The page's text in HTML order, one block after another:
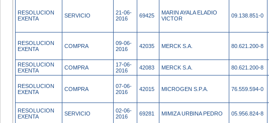
RESOLUCION
EXENTA
SERVICIO
21-06-
2016
69425
MARIN AYALA ELADIO
VICTOR
09.138.851-0
RESOLUCION
EXENTA
COMPRA
09-06-
2016
42035 MERCK S.A. 80.621.200-8
RESOLUCION
EXENTA
COMPRA
17-06-
2016
42083 MERCK S.A. 80.621.200-8
RESOLUCION
EXENTA
COMPRA
07-06-
2016
42015 MICROGEN S.P.A. 76.559.594-0
RESOLUCION
EXENTA
SERVICIO
02-06-
2016
69281 MIMIZA URBINA PEDRO 05.956.824-8